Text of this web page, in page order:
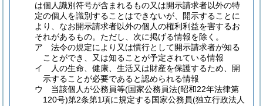
は個人識別符号が含まれるもの又は開示請求者以外の特
定の個人を識別することはできないが、開示することに
より、なお開示請求者以外の個人の権利利益を害するお
それがあるもの。 ただし、次に掲げる情報を除く。
ア
法令の規定により又は慣行として開示請求者が知る
ことができ、又は知ることが予定されている情報
イ
人の生命、健康、生活又は財産を保護するため、開
示することが必要であると認められる情報
ウ
当該個人が公務員等(国家公務員法(昭和22年法律第
120号)第2条第1項に規定する国家公務員(独立行政法人